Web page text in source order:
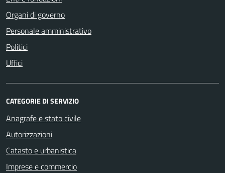
Organi di governo
Personale amministrativo
Politici
Uffici
CATEGORIE DI SERVIZIO
Anagrafe e stato civile
Autorizzazioni
Catasto e urbanistica
Imprese e commercio